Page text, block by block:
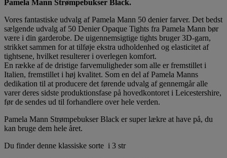
Pamela Mann Strømpebukser Black.
Vores fantastiske udvalg af Pamela Mann 50 denier farver. Det bedst
sælgende udvalg af 50 Denier Opaque Tights fra Pamela Mann bør
være i din garderobe. De uigennemsigtige tights bruger 3D-garn,
strikket sammen for at tilføje ekstra udholdenhed og elasticitet af
tightsene, hvilket resulterer i overlegen komfort.
En række af de dristige farvemuligheder som alle er fremstillet i
Italien, fremstillet i høj kvalitet. Som en del af Pamela Manns
dedikation til at producere det førende udvalg af gennemgår alle
varer deres sidste produktionsfase på hovedkontoret i Leicestershire,
før de sendes ud til forhandlere over hele verden.
Pamela Mann Strømpebukser Black er super lækre at have på, du
kan bruge dem hele året.
Du finder denne klassiske sorte i 3 str